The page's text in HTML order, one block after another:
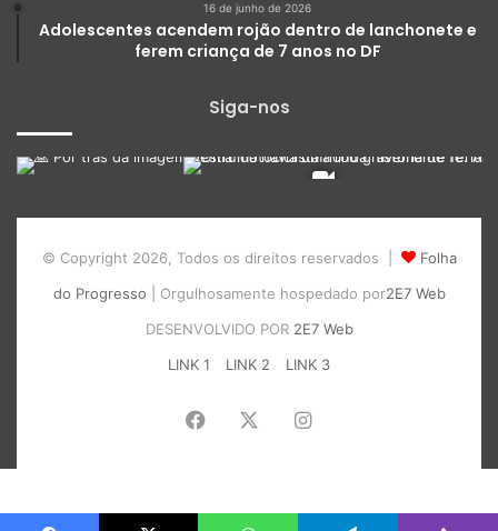
16 de junho de 2026
Adolescentes acendem rojão dentro de lanchonete e
ferem criança de 7 anos no DF
Siga-nos
© Copyright 2026, Todos os direitos reservados |
Folha
do Progresso | Orgulhosamente hospedado por2E7 Web
DESENVOLVIDO POR 2E7 Web
LINK 1
LINK 2 LINK 3
Facebook Instagram